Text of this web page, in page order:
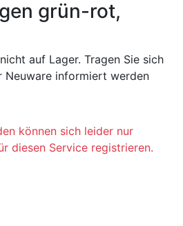
grün-rot,
auf Lager. Tragen Sie sich
Neuware informiert werden
können sich leider nur
diesen Service registrieren.